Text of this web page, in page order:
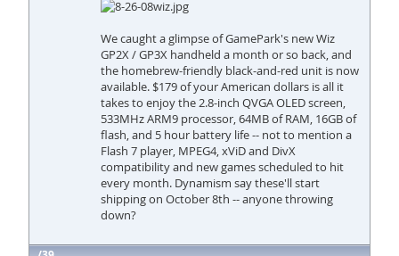
We caught a glimpse of GamePark's new Wiz
GP2X / GP3X handheld a month or so back, and
the homebrew-friendly black-and-red unit is now
available. $179 of your American dollars is all it
takes to enjoy the 2.8-inch QVGA OLED screen,
533MHz ARM9 processor, 64MB of RAM, 16GB of
flash, and 5 hour battery life -- not to mention a
Flash 7 player, MPEG4, xViD and DivX
compatibility and new games scheduled to hit
every month. Dynamism say these'll start
shipping on October 8th -- anyone throwing
down?